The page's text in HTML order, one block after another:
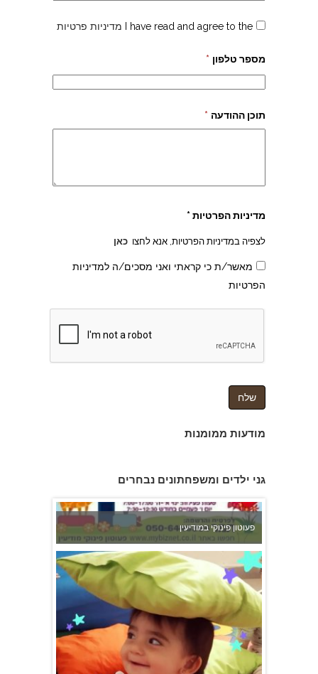
I have read and agree to the מדיניות פרטיות
מספר טלפון *
תוכן ההודעה *
מדיניות הפרטיות *
לצפיה במדיניות הפרטיות, אנא לחצו כאן
מאשר/ת כי קראתי ואני מסכים/ה למדיניות
הפרטיות
מודעות ממומנות
גני ילדים ומשפחתונים נבחרים
צהרון בקרית אונו
פעוטון פינוקי במודיעין